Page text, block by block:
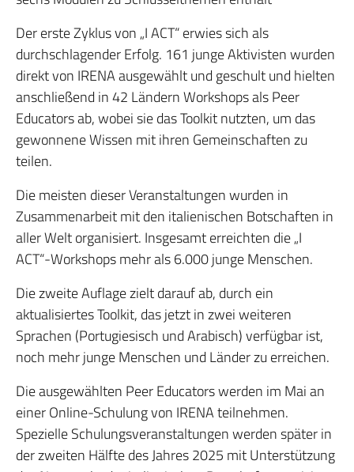
Der erste Zyklus von „I ACT“ erwies sich als
durchschlagender Erfolg. 161 junge Aktivisten wurden
direkt von IRENA ausgewählt und geschult und hielten
anschließend in 42 Ländern Workshops als Peer
Educators ab, wobei sie das Toolkit nutzten, um das
gewonnene Wissen mit ihren Gemeinschaften zu
teilen.
Die meisten dieser Veranstaltungen wurden in
Zusammenarbeit mit den italienischen Botschaften in
aller Welt organisiert. Insgesamt erreichten die „I
ACT“-Workshops mehr als 6.000 junge Menschen.
Die zweite Auflage zielt darauf ab, durch ein
aktualisiertes Toolkit, das jetzt in zwei weiteren
Sprachen (Portugiesisch und Arabisch) verfügbar ist,
noch mehr junge Menschen und Länder zu erreichen.
Die ausgewählten Peer Educators werden im Mai an
einer Online-Schulung von IRENA teilnehmen.
Spezielle Schulungsveranstaltungen werden später in
der zweiten Hälfte des Jahres 2025 mit Unterstützung